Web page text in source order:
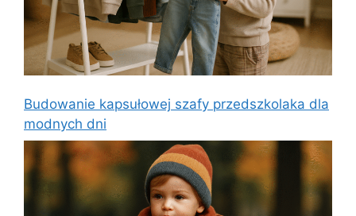
Budowanie kapsułowej szafy przedszkolaka dla
modnych dni